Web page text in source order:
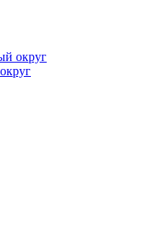
округ